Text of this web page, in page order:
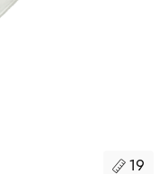
19